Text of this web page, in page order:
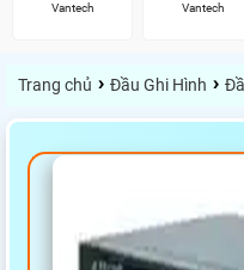
Vantech
Vantech
Trang chủ › Đầu Ghi Hình ›